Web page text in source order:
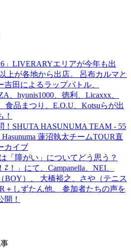
」LIVERARYエリアが今年も出
上が各地から出店。 呂布カルマと
吉田によるラップバトル、
、hyunis1000、徳利、Licaxxx、
食品まつり、E.O.U、Kotsuらが出
！SHUTA HASUNUMA TEAM - 55
Hasunuma 蓮沼執太チームTOUR直
カイブ
「障がい」についてどう思う？
！」にて、Campanella、NEI、
BOY）、 大橋裕之、さや（テニス
＋しずたん他、 参加者たちの声を
開！